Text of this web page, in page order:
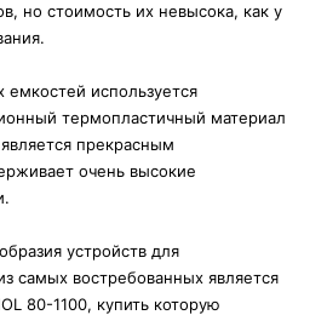
но стоимость их невысока, как у
емкостей используется
термопластичный материал
прекрасным
очень высокие
устройств для
самых востребованных является
80-1100, купить которую